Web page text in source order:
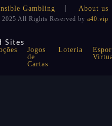
Gambling About us
All Rights Reserved by a40.vip
Sites
Jogos
de
Cartas
Loteria